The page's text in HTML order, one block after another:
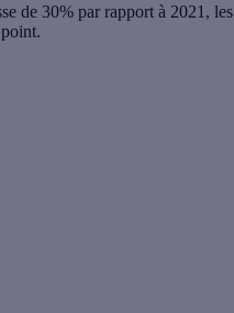
de 30% par rapport à 2021, les